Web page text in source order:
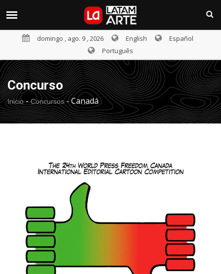
domingo , ago. 9 , 2026 English
Español
Português
Concurso
Inicio- Concursos-Canadá